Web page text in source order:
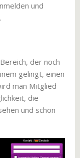
und
der noch
gelingt, einen
man Mitglied
die
und schon